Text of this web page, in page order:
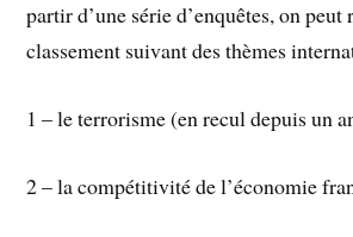
partir d’une série d’enquêtes, on peut
classement suivant des thèmes
1 – le terrorisme (en recul depuis un
2 – la compétitivité de l’économie